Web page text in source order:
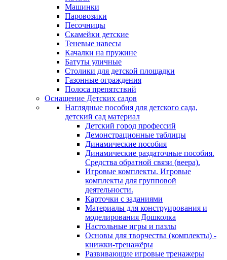
Машинки
Паровозики
Песочницы
Скамейки детские
Теневые навесы
Качалки на пружине
Батуты уличные
Столики для детской площадки
Газонные ограждения
Полоса препятствий
Оснащение Детских садов
Наглядные пособия для детского сада,
детский сад материал
Детский город профессий
Демонстрационные таблицы
Динамические пособия
Динамические раздаточные пособия.
Средства обратной связи (веера).
Игровые комплекты. Игровые
комплекты для групповой
деятельности.
Карточки с заданиями
Материалы для конструирования и
моделирования Дошколка
Настольные игры и пазлы
Основы для творчества (комплекты) -
книжки-тренажёры
Развивающие игровые тренажеры